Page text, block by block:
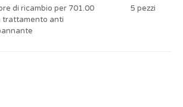
di ricambio per 701.00
trattamento anti
5 pezzi